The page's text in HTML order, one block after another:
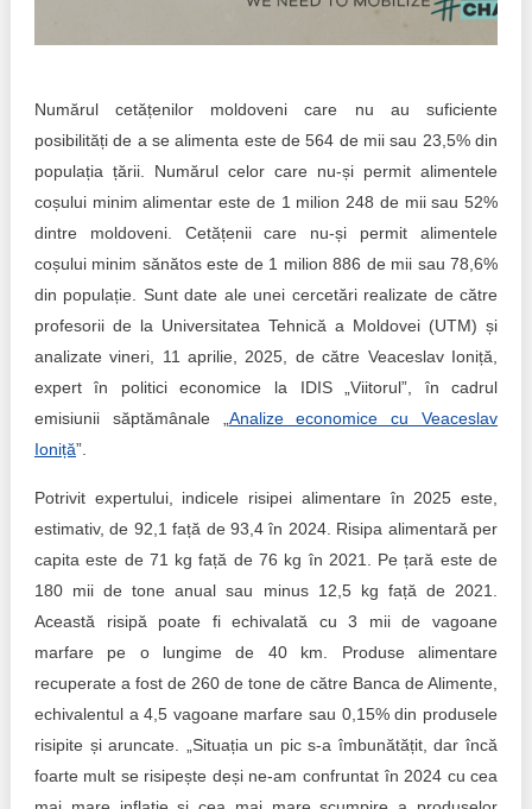
Democracy, independence and transparency of key
public institutions in Moldova
Public procurement
Numărul cetățenilor moldoveni care nu au suficiente
posibilități de a se alimenta este de 564 de mii sau 23,5% din
populația țării. Numărul celor care nu-și permit alimentele
coșului minim alimentar este de 1 milion 248 de mii sau 52%
dintre moldoveni. Cetățenii care nu-și permit alimentele
coșului minim sănătos este de 1 milion 886 de mii sau 78,6%
din populație. Sunt date ale unei cercetări realizate de către
profesorii de la Universitatea Tehnică a Moldovei (UTM) și
analizate vineri, 11 aprilie, 2025, de către Veaceslav Ioniță,
expert în politici economice la IDIS „Viitorul”, în cadrul
emisiunii săptămânale „ Analize economice cu Veaceslav
Ioniță”.
Potrivit expertului, indicele risipei alimentare în 2025 este,
estimativ, de 92,1 față de 93,4 în 2024. Risipa alimentară per
capita este de 71 kg față de 76 kg în 2021. Pe țară este de
180 mii de tone anual sau minus 12,5 kg față de 2021.
Această risipă poate fi echivalată cu 3 mii de vagoane
marfare pe o lungime de 40 km. Produse alimentare
recuperate a fost de 260 de tone de către Banca de Alimente,
echivalentul a 4,5 vagoane marfare sau 0,15% din produsele
risipite și aruncate. „Situația un pic s-a îmbunătățit, dar încă
foarte mult se risipește deși ne-am confruntat în 2024 cu cea